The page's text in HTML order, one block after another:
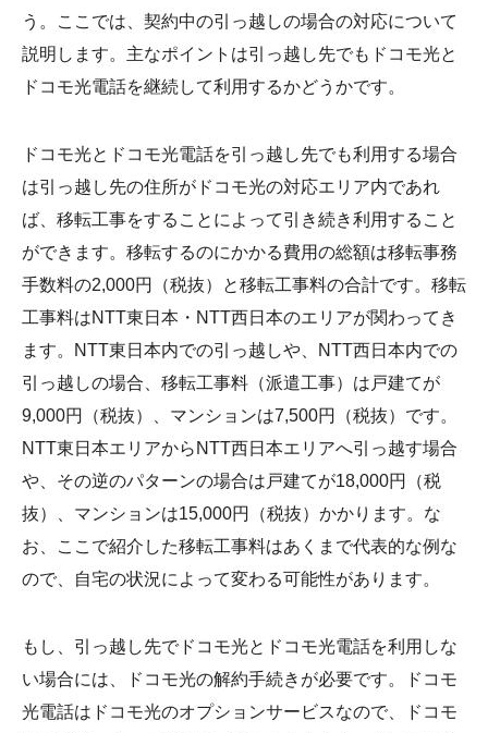
う。ここでは、契約中の引っ越しの場合の対応について
説明します。主なポイントは引っ越し先でもドコモ光と
ドコモ光電話を継続して利用するかどうかです。
ドコモ光とドコモ光電話を引っ越し先でも利用する場合
は引っ越し先の住所がドコモ光の対応エリア内であれ
ば、移転工事をすることによって引き続き利用すること
ができます。移転するのにかかる費用の総額は移転事務
手数料の2,000円（税抜）と移転工事料の合計です。移転
工事料はNTT東日本・NTT西日本のエリアが関わってき
ます。NTT東日本内での引っ越しや、NTT西日本内での
引っ越しの場合、移転工事料（派遣工事）は戸建てが
9,000円（税抜）、マンションは7,500円（税抜）です。
NTT東日本エリアからNTT西日本エリアへ引っ越す場合
や、その逆のパターンの場合は戸建てが18,000円（税
抜）、マンションは15,000円（税抜）かかります。な
お、ここで紹介した移転工事料はあくまで代表的な例な
ので、自宅の状況によって変わる可能性があります。
もし、引っ越し先でドコモ光とドコモ光電話を利用しな
い場合には、ドコモ光の解約手続きが必要です。ドコモ
光電話はドコモ光のオプションサービスなので、ドコモ